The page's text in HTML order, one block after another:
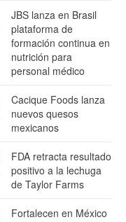
JBS lanza en Brasil
plataforma de
formación continua en
nutrición para
personal médico
Cacique Foods lanza
nuevos quesos
mexicanos
FDA retracta resultado
positivo a la lechuga
de Taylor Farms
Fortalecen en México